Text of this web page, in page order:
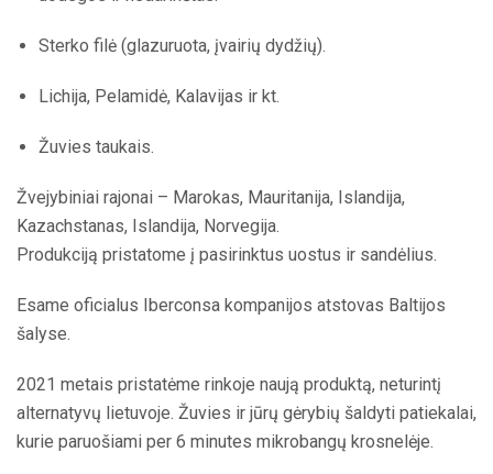
Sterko filė (glazuruota, įvairių dydžių).
Lichija, Pelamidė, Kalavijas ir kt.
Žuvies taukais.
Žvejybiniai rajonai – Marokas, Mauritanija, Islandija,
Kazachstanas, Islandija, Norvegija.
Produkciją pristatome į pasirinktus uostus ir sandėlius.
Esame oficialus Iberconsa kompanijos atstovas Baltijos
šalyse.
2021 metais pristatėme rinkoje naują produktą, neturintį
alternatyvų lietuvoje. Žuvies ir jūrų gėrybių šaldyti patiekalai,
kurie paruošiami per 6 minutes mikrobangų krosnelėje.